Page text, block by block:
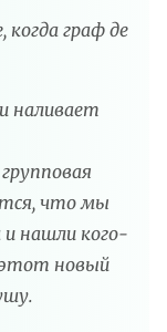
граф де
наливает
что мы
нашли кого-
этот новый